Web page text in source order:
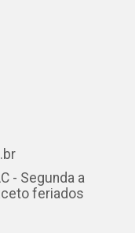
- Segunda a
feriados